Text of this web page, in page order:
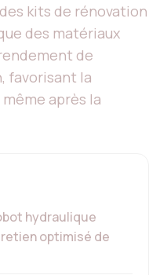
kits de rénovation
des matériaux
de
favorisant la
après la
hydraulique
optimisé de